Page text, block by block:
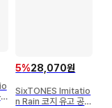
5%28,070원
SixTONES Imitatio
n Rain 코지 유고 공식